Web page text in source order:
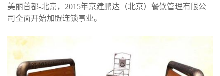
美丽首都-北京，2015年京建鹏达（北京）餐饮管理有限公
司全面开始加盟连锁事业。